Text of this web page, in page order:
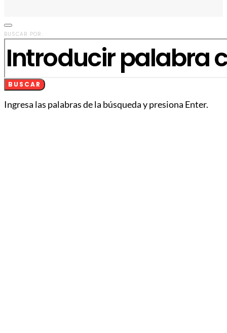
BUSCAR POR:
BUSCAR
Ingresa las palabras de la búsqueda y presiona Enter.